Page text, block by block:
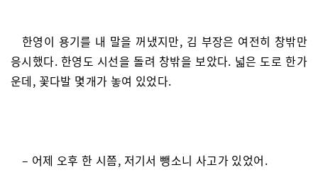
한영이 용기를 내 말을 꺼냈지만, 김 부장은 여전히 창밖만
응시했다. 한영도 시선을 돌려 창밖을 보았다. 넓은 도로 한가
운데, 꽃다발 몇개가 놓여 있었다.
– 어제 오후 한 시쯤, 저기서 뺑소니 사고가 있었어.